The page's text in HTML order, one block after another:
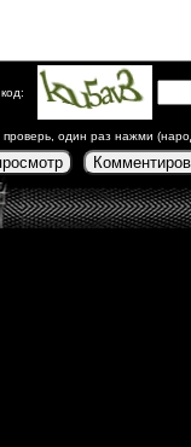
проверь, один раз нажми